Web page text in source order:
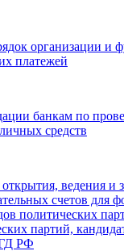
организации и
платежей
банкам по
средств
ведения и
счетов для
политических
партий,
РФ